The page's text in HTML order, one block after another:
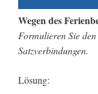
Wegen des
Formulieren Sie
Satzverbindungen.
Lösung: